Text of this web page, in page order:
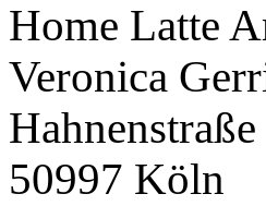
Home Latte
Veronica
50997 Köln